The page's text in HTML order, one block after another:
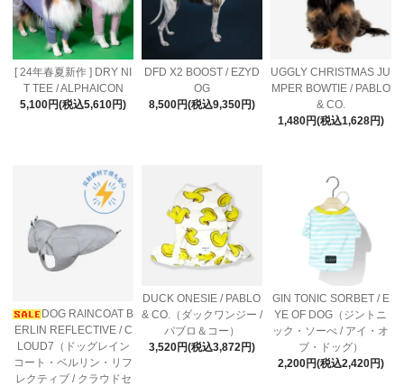
[ 24年春夏新作 ] DRY NI
T TEE / ALPHAICON
5,100円(税込5,610円)
DFD X2 BOOST / EZYD
OG
8,500円(税込9,350円)
UGGLY CHRISTMAS JU
MPER BOWTIE / PABLO
& CO.
1,480円(税込1,628円)
DOG RAINCOAT B
ERLIN REFLECTIVE / C
LOUD7（ドッグレイン
コート・ベルリン・リフ
レクティブ / クラウドセ
DUCK ONESIE / PABLO
& CO.（ダックワンジー /
パブロ＆コー）
3,520円(税込3,872円)
GIN TONIC SORBET / E
YE OF DOG（ジントニ
ック・ソーべ / アイ・オ
ブ・ドッグ）
2,200円(税込2,420円)